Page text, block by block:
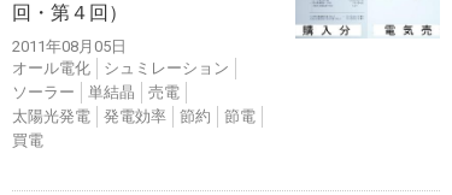
回・第４回）
2011年08月05日
オール電化
シュミレーション
ソーラー
単結晶
売電
太陽光発電
発電効率 節約
節電
買電